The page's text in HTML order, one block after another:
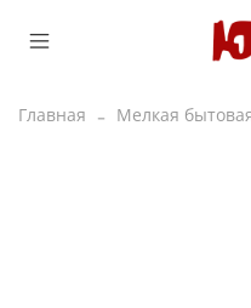
Главная Мелкая